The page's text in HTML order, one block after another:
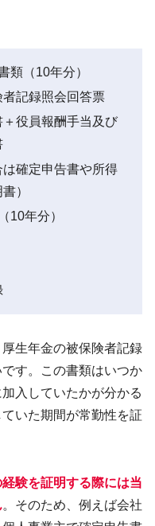
類（10年分）
記録照会回答票
役員報酬手当及び
確定申告書や所得
）
10年分）
生年金の被保険者記録
す。この書類はいつか
入していたかが分かる
いた期間が常勤性を証
験を証明する際には当
。そのため、例えば会社